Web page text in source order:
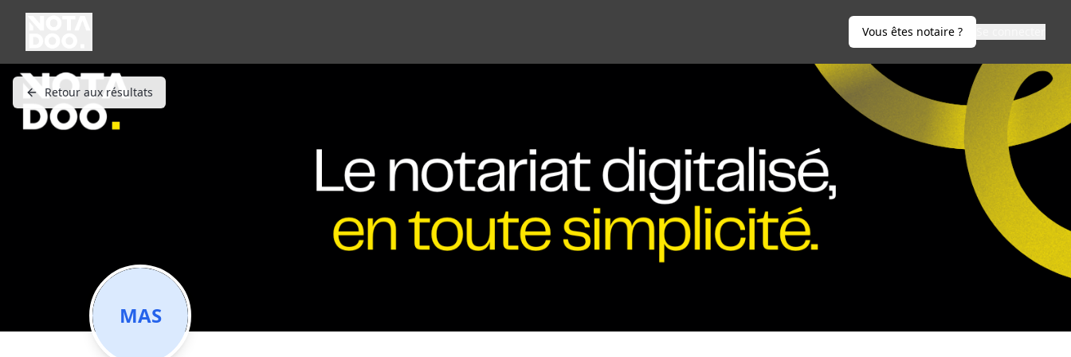
Vous êtes notaire ?
Retour aux résultats
MAS